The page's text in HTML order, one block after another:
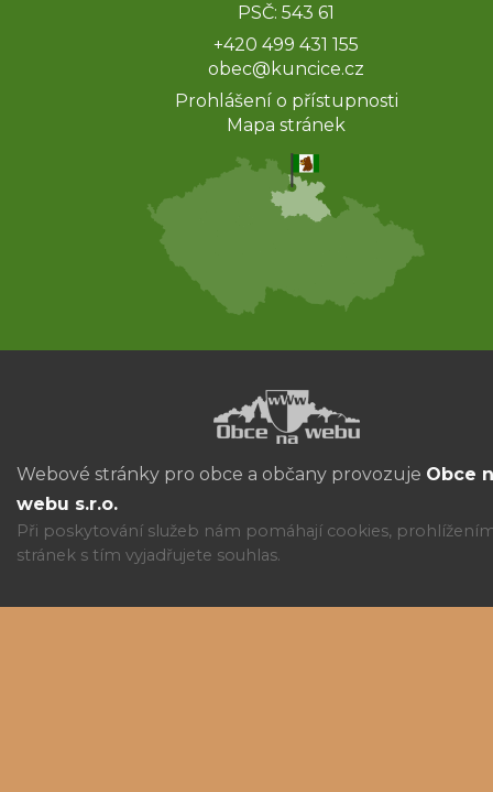
PSČ: 543 61
+420 499 431 155
obec@kuncice.cz
Prohlášení o přístupnosti
Mapa stránek
Webové stránky pro obce a občany provozuje Obce
webu s.r.o.
Při poskytování služeb nám pomáhají cookies,
stránek s tím vyjadřujete souhlas.